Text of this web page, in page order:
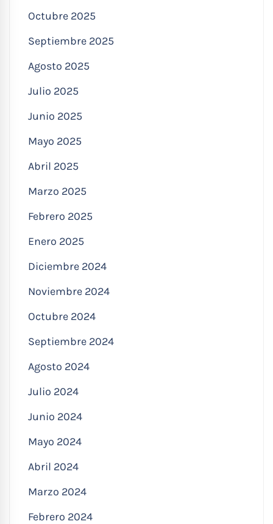
Octubre 2025
Septiembre 2025
Agosto 2025
Julio 2025
Junio 2025
Mayo 2025
Abril 2025
Marzo 2025
Febrero 2025
Enero 2025
Diciembre 2024
Noviembre 2024
Octubre 2024
Septiembre 2024
Agosto 2024
Julio 2024
Junio 2024
Mayo 2024
Abril 2024
Marzo 2024
Febrero 2024